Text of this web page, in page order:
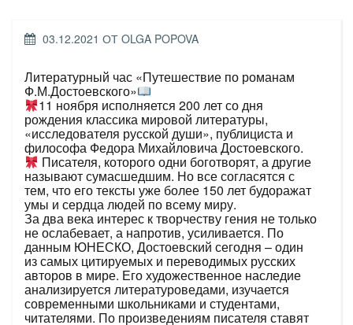
ОПУБЛИКОВАНО
03.12.2021 ОТ OLGA POPOVA
Литературный час «Путешествие по романам
Ф.М.Достоевского»
11 ноября исполняется 200 лет со дня
рождения классика мировой литературы,
«исследователя русской души», публициста и
философа Федора Михайловича Достоевского.
Писателя, которого одни боготворят, а другие
называют сумасшедшим. Но все согласятся с
тем, что его тексты уже более 150 лет будоражат
умы и сердца людей по всему миру.
За два века интерес к творчеству гения не только
не ослабевает, а напротив, усиливается. По
данным ЮНЕСКО, Достоевский сегодня – один
из самых цитируемых и переводимых русских
авторов в мире. Его художественное наследие
анализируется литературоведами, изучается
современными школьниками и студентами,
читателями. По произведениям писателя ставят